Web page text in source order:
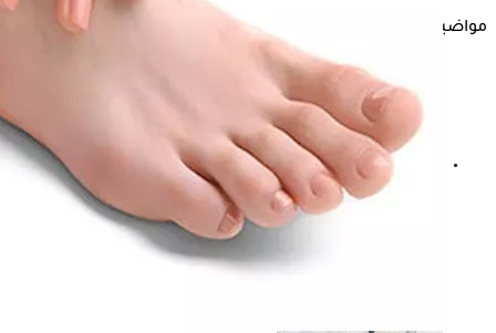
مواضيع ذات صلة
علاج مسام الوجه- 5 نصائح لتضييقها